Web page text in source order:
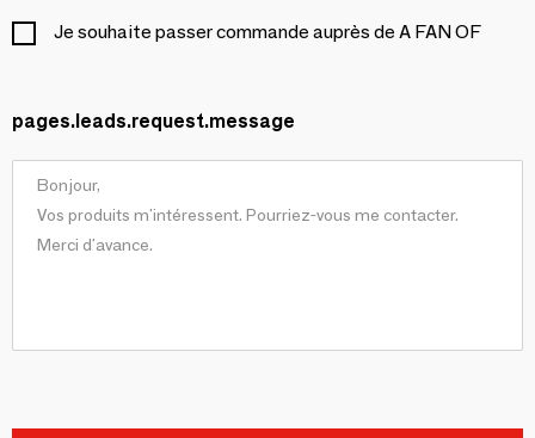
Je souhaite passer commande auprès de A FAN OF
pages.leads.request.message